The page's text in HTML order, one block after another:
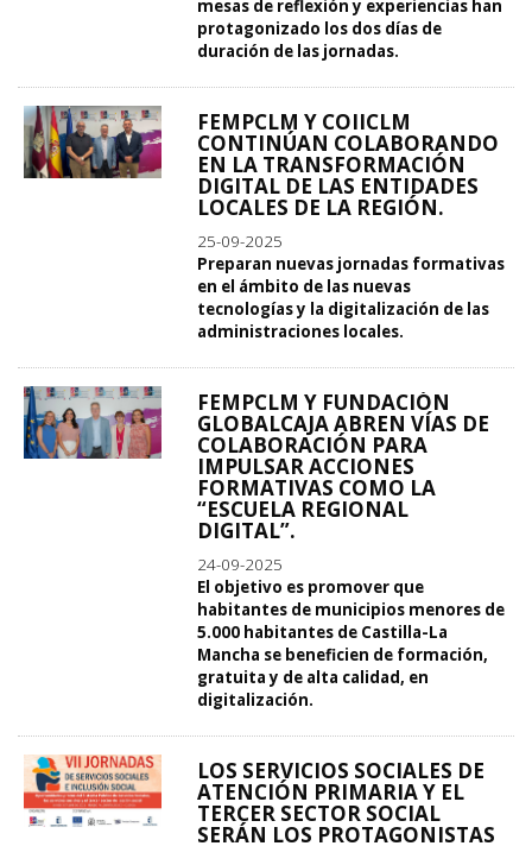
mesas de reflexión y experiencias han
protagonizado los dos días de
duración de las jornadas.
FEMPCLM Y COIICLM
CONTINÚAN COLABORANDO
EN LA TRANSFORMACIÓN
DIGITAL DE LAS ENTIDADES
LOCALES DE LA REGIÓN.
25-09-2025
Preparan nuevas jornadas formativas
en el ámbito de las nuevas
tecnologías y la digitalización de las
administraciones locales.
FEMPCLM Y FUNDACIÓN
GLOBALCAJA ABREN VÍAS DE
COLABORACIÓN PARA
IMPULSAR ACCIONES
FORMATIVAS COMO LA
“ESCUELA REGIONAL
DIGITAL”.
24-09-2025
El objetivo es promover que
habitantes de municipios menores de
5.000 habitantes de Castilla-La
Mancha se beneficien de formación,
gratuita y de alta calidad, en
digitalización.
LOS SERVICIOS SOCIALES DE
ATENCIÓN PRIMARIA Y EL
TERCER SECTOR SOCIAL
SERÁN LOS PROTAGONISTAS